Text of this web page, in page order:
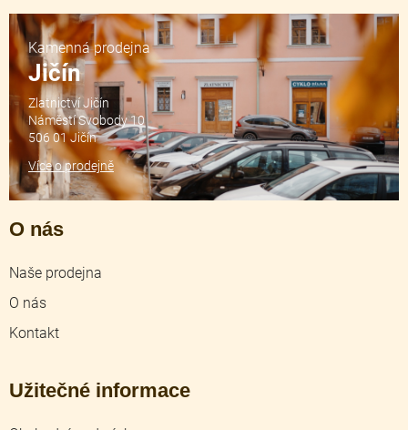
O nás
Naše prodejna
O nás
Kontakt
Užitečné informace
Kamenná prodejna
Jičín
Zlatnictví Jičín
Náměstí Svobody 10
506 01 Jičín
Více o prodejně